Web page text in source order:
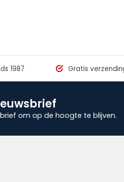
1987 Gratis
om op de hoogte te blijven.